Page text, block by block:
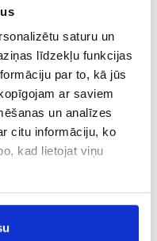
saturu un
līdzekļu funkcijas
par to, kā jūs
ar saviem
un analīzes
citu informāciju, ko
kad lietojat viņu
no169 €
no172 €